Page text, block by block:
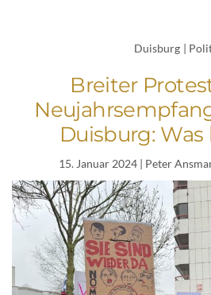
Duisburg |
Breiter
Duisburg: Was
15. Januar 2024| Peter